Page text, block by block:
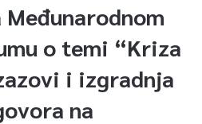
o temi “Kriza
i izgradnja
na